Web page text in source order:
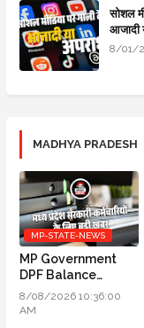
सोशल
आजादी
8/01/
MADHYA PRADESH
MP-STATE-NEWS
MP Government
DPF Balance
Update New
Guidelines 2026:
8/08/2026 10:36:00
AM